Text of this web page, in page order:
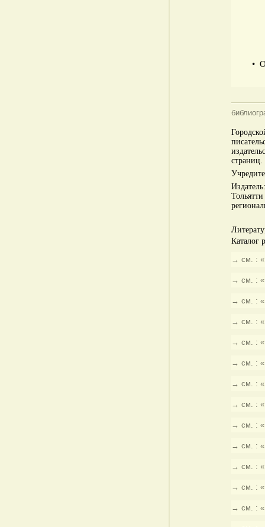
•
страниц.
Каталог
→ см. :
→ см. :
→ см. :
→ см. :
→ см. :
→ см. :
→ см. :
→ см. :
→ см. :
→ см. :
→ см. :
→ см. :
→ см. :